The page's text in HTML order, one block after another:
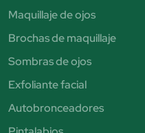
Maquillaje de ojos
Brochas de maquillaje
Sombras de ojos
Exfoliante facial
Autobronceadores